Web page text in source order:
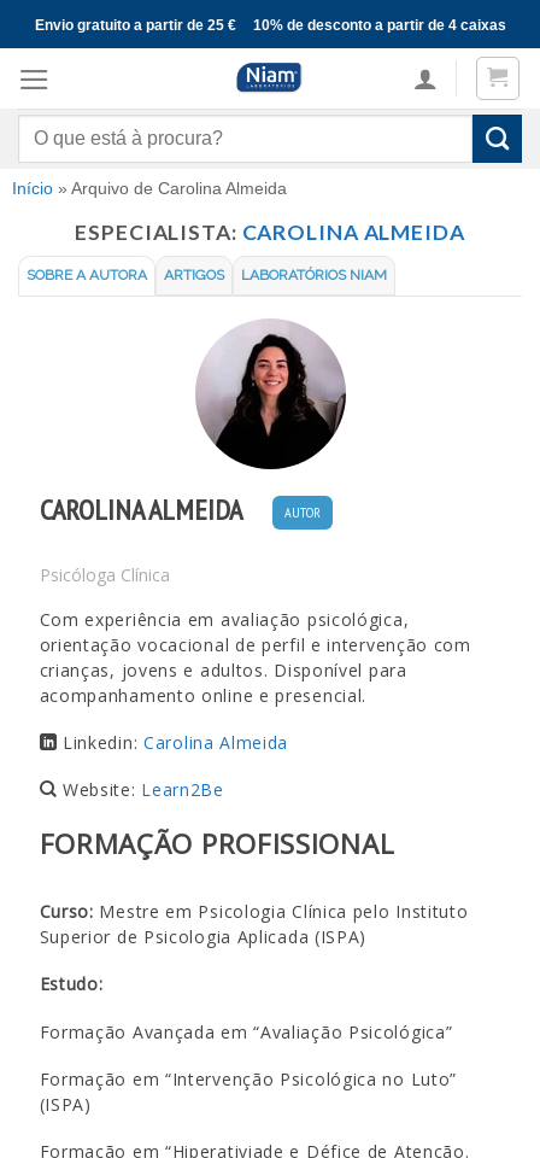
Skip
to
content
Envio gratuito a partir de 25 € 10% de desconto a partir de 4 caixas
Pesquisar
Início » Arquivo de Carolina Almeida
ESPECIALISTA: CAROLINA ALMEIDA
SOBRE A AUTORA ARTIGOS LABORATÓRIOS NIAM
CAROLINA ALMEIDA AUTOR
Psicóloga Clínica
Com experiência em avaliação psicológica,
orientação vocacional de perfil e intervenção com
crianças, jovens e adultos. Disponível para
acompanhamento online e presencial.
Linkedin: Carolina Almeida
Website: Learn2Be
FORMAÇÃO PROFISSIONAL
Curso: Mestre em Psicologia Clínica pelo Instituto
Superior de Psicologia Aplicada (ISPA)
Estudo:
Formação Avançada em “Avaliação Psicológica”
Formação em “Intervenção Psicológica no Luto”
(ISPA)
Formação em “Hiperativiade e Défice de Atenção.